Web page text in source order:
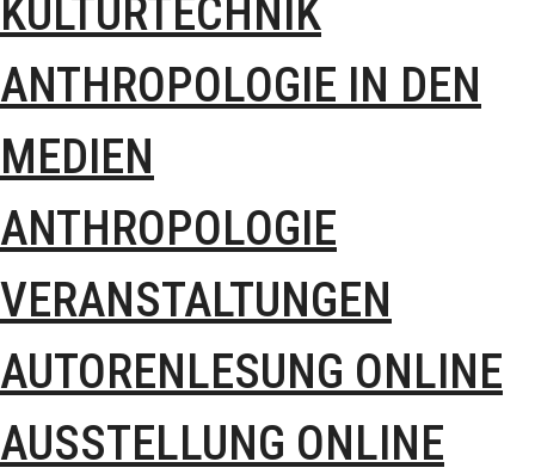
KULTURTECHNIK
ANTHROPOLOGIE IN DEN
MEDIEN
ANTHROPOLOGIE
VERANSTALTUNGEN
AUTORENLESUNG ONLINE
AUSSTELLUNG ONLINE